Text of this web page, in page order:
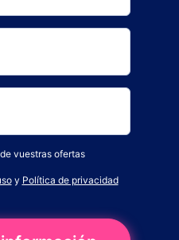
vuestras ofertas
y Política de privacidad